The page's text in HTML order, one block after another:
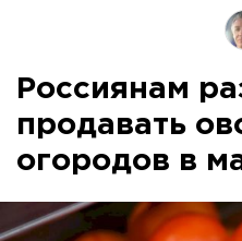
Россиянам
продавать
огородов в